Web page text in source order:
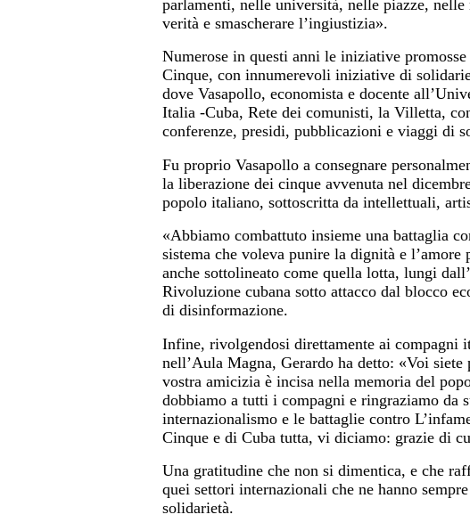
parlamenti, nelle università, nelle piazze,
verità e smascherare l’ingiustizia».
Numerose in questi anni le iniziative
Cinque, con innumerevoli iniziative di
dove Vasapollo, economista e docente
Italia -Cuba, Rete dei comunisti, la Villetta,
conferenze, presidi, pubblicazioni e viaggi di
Fu proprio Vasapollo a consegnare
la liberazione dei cinque avvenuta nel
popolo italiano, sottoscritta da intellettuali,
«Abbiamo combattuto insieme una battaglia
sistema che voleva punire la dignità e
anche sottolineato come quella lotta, lungi
Rivoluzione cubana sotto attacco dal blocco
di disinformazione.
Infine, rivolgendosi direttamente ai compagni
nell’Aula Magna, Gerardo ha detto: «Voi
vostra amicizia è incisa nella memoria del
dobbiamo a tutti i compagni e ringraziamo
internazionalismo e le battaglie contro
Cinque e di Cuba tutta, vi diciamo: grazie di
Una gratitudine che non si dimentica, e che
quei settori internazionali che ne hanno
solidarietà.